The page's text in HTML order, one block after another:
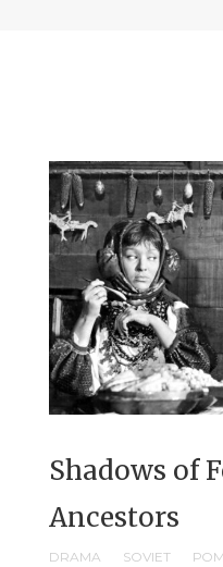
Shadows of
Ancestors
DRAMA SOVIET